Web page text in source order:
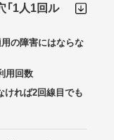
1人1回ル
用の障害にはならな
用回数
ければ2回線目でも